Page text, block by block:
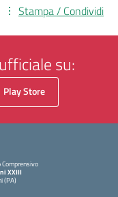
Stampa / Condividi
su:
Play Store
XXIII
(PA)